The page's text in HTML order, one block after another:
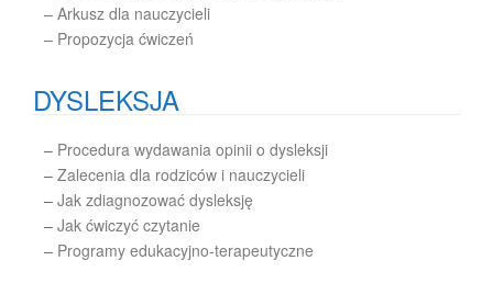
– Arkusz dla nauczycieli
– Propozycja ćwiczeń
DYSLEKSJA
– Procedura wydawania opinii o dysleksji
– Zalecenia dla rodziców i nauczycieli
– Jak zdiagnozować dysleksję
– Jak ćwiczyć czytanie
– Programy edukacyjno-terapeutyczne